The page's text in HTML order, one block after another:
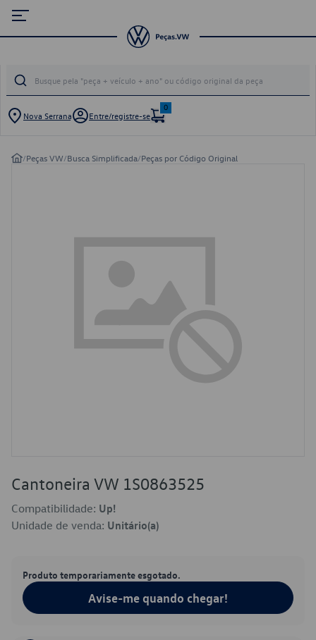
Nova Serrana Entre/registre-se
0
/Peças VW/Busca Simplificada/Peças por Código Original
Cantoneira VW 1S0863525
Compatibilidade: Up!
Unidade de venda: Unitário(a)
Produto temporariamente esgotado.
Avise-me quando chegar!